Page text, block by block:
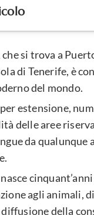
si trova a
di Tenerife, è
del mondo.
estensione,
delle aree
da qualunque
agli animali,
della